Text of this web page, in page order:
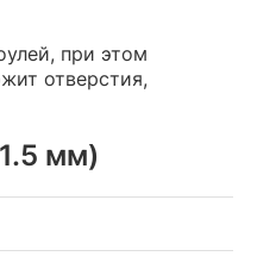
при этом
отверстия,
мм)